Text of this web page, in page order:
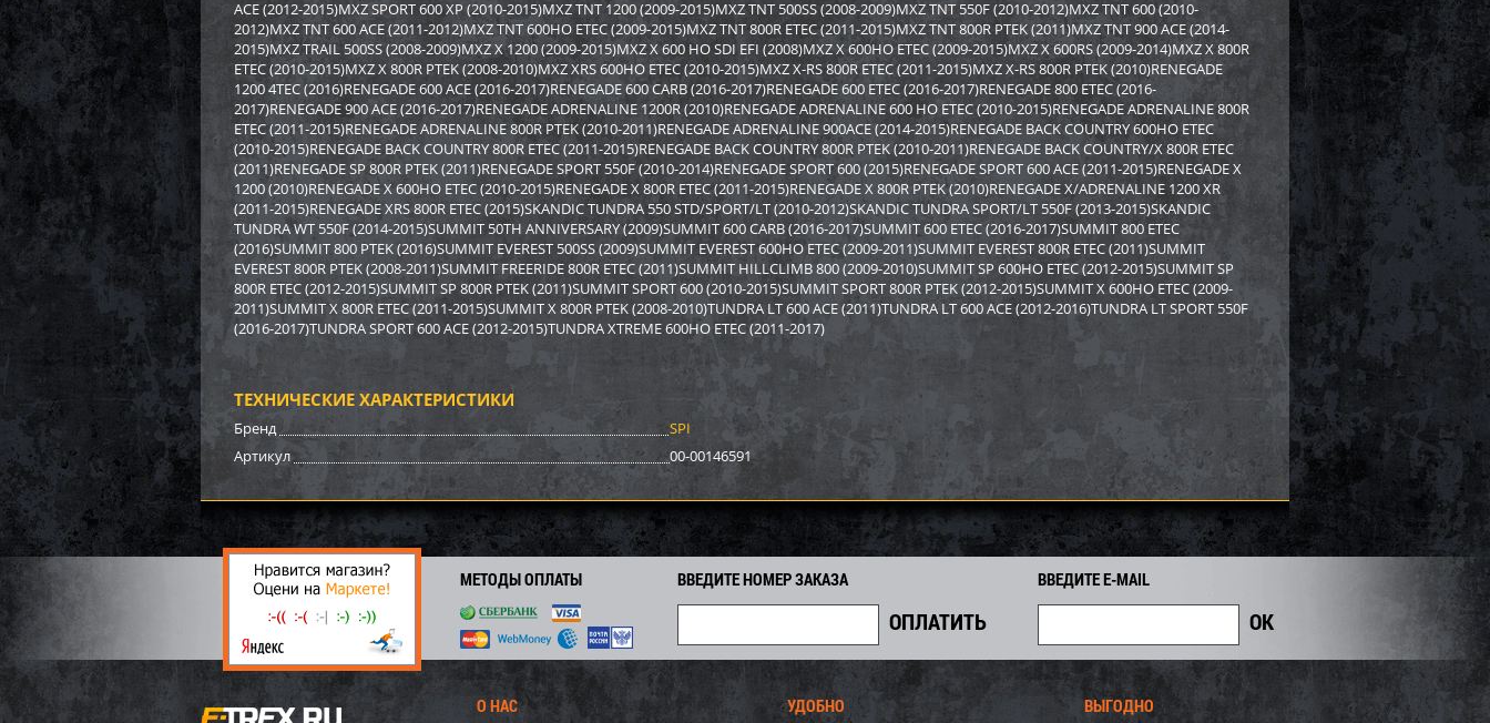
Бампер задний BRP SM-12698
6 380 5 933i
447i Экономия
Бампер Polaris SM-12494
5 770 5 366 i
404 i Экономия
Бампер SPI для снегохода BRP
SM-12467
6 780 6 305i
475i Экономия
Бампер SPI для снегохода BRP
SM-12683
4 440 4 129
311i Экономия
Бампер Yamaha SM-12529
3 150i 2 930i
220 i Экономия
Бампер Arctic Cat/Yamaha SM-
12518
2 970i 2 762i
208 Экономия
Бампер Polaris SM-12694
4 740i 4 408i
332 i Экономия
04047 Sport Parts Inc.
700i 609i
91i Экономия
ACE (2012-2015)MXZ SPORT 600 XP (2010-2015)MXZ TNT 1200 (2009-2015)MXZ TNT 500SS (2008-2009)MXZ TNT 550F (2010-2012)MXZ TNT 600 (2010-
2012)MXZ TNT 600 ACE (2011-2012)MXZ TNT 600HO ETEC (2009-2015)MXZ TNT 800R ETEC (2011-2015)MXZ TNT 800R PTEK (2011)MXZ TNT 900 ACE (2014-
2015)MXZ TRAIL 500SS (2008-2009)MXZ X 1200 (2009-2015)MXZ X 600 HO SDI EFI (2008)MXZ X 600HO ETEC (2009-2015)MXZ X 600RS (2009-2014)MXZ X 800R
ETEC (2010-2015)MXZ X 800R PTEK (2008-2010)MXZ XRS 600HO ETEC (2010-2015)MXZ X-RS 800R ETEC (2011-2015)MXZ X-RS 800R PTEK (2010)RENEGADE
1200 4TEC (2016)RENEGADE 600 ACE (2016-2017)RENEGADE 600 CARB (2016-2017)RENEGADE 600 ETEC (2016-2017)RENEGADE 800 ETEC (2016-
2017)RENEGADE 900 ACE (2016-2017)RENEGADE ADRENALINE 1200R (2010)RENEGADE ADRENALINE 600 HO ETEC (2010-2015)RENEGADE ADRENALINE 800R
ETEC (2011-2015)RENEGADE ADRENALINE 800R PTEK (2010-2011)RENEGADE ADRENALINE 900ACE (2014-2015)RENEGADE BACK COUNTRY 600HO ETEC
(2010-2015)RENEGADE BACK COUNTRY 800R ETEC (2011-2015)RENEGADE BACK COUNTRY 800R PTEK (2010-2011)RENEGADE BACK COUNTRY/X 800R ETEC
(2011)RENEGADE SP 800R PTEK (2011)RENEGADE SPORT 550F (2010-2014)RENEGADE SPORT 600 (2015)RENEGADE SPORT 600 ACE (2011-2015)RENEGADE X
1200 (2010)RENEGADE X 600HO ETEC (2010-2015)RENEGADE X 800R ETEC (2011-2015)RENEGADE X 800R PTEK (2010)RENEGADE X/ADRENALINE 1200 XR
(2011-2015)RENEGADE XRS 800R ETEC (2015)SKANDIC TUNDRA 550 STD/SPORT/LT (2010-2012)SKANDIC TUNDRA SPORT/LT 550F (2013-2015)SKANDIC
TUNDRA WT 550F (2014-2015)SUMMIT 50TH ANNIVERSARY (2009)SUMMIT 600 CARB (2016-2017)SUMMIT 600 ETEC (2016-2017)SUMMIT 800 ETEC
(2016)SUMMIT 800 PTEK (2016)SUMMIT EVEREST 500SS (2009)SUMMIT EVEREST 600HO ETEC (2009-2011)SUMMIT EVEREST 800R ETEC (2011)SUMMIT
EVEREST 800R PTEK (2008-2011)SUMMIT FREERIDE 800R ETEC (2011)SUMMIT HILLCLIMB 800 (2009-2010)SUMMIT SP 600HO ETEC (2012-2015)SUMMIT SP
800R ETEC (2012-2015)SUMMIT SP 800R PTEK (2011)SUMMIT SPORT 600 (2010-2015)SUMMIT SPORT 800R PTEK (2012-2015)SUMMIT X 600HO ETEC (2009-
2011)SUMMIT X 800R ETEC (2011-2015)SUMMIT X 800R PTEK (2008-2010)TUNDRA LT 600 ACE (2011)TUNDRA LT 600 ACE (2012-2016)TUNDRA LT SPORT 550F
(2016-2017)TUNDRA SPORT 600 ACE (2012-2015)TUNDRA XTREME 600HO ETEC (2011-2017)
ТЕХНИЧЕСКИЕ ХАРАКТЕРИСТИКИ
Бренд
SPI
Артикул
00-00146591
МЕТОДЫ ОПЛАТЫ ВВЕДИТЕ НОМЕР ЗАКАЗА ВВЕДИТЕ E-MAIL
О НАС УДОБНО ВЫГОДНО